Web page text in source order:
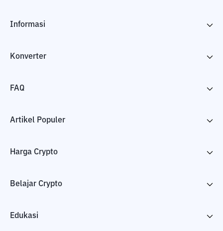
Informasi
Konverter
FAQ
Artikel Populer
Harga Crypto
Belajar Crypto
Edukasi